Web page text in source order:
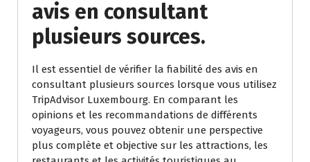
avis en consultant
plusieurs sources.
Il est essentiel de vérifier la fiabilité des avis en
consultant plusieurs sources lorsque vous utilisez
TripAdvisor Luxembourg. En comparant les
opinions et les recommandations de différents
voyageurs, vous pouvez obtenir une perspective
plus complète et objective sur les attractions, les